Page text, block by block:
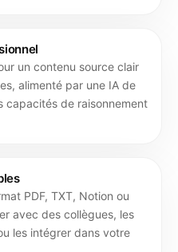
un contenu source clair
alimenté par une IA de
capacités de raisonnement
PDF, TXT, Notion ou
avec des collègues, les
les intégrer dans votre